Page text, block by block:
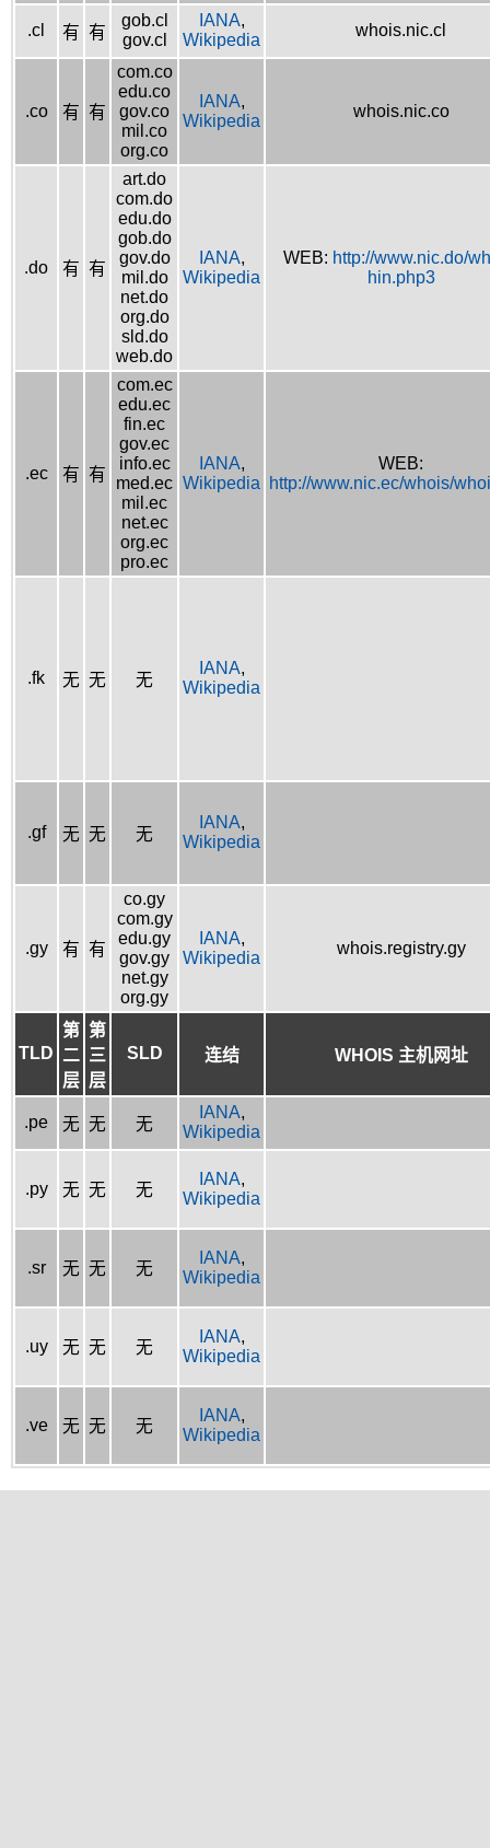
.cl 有 有
gob.cl
gov.cl
IANA,
Wikipedia
whois.nic.cl
.co 有 有
com.co
edu.co
gov.co
mil.co
org.co
IANA,
Wikipedia
whois.nic.co
.do 有 有
art.do
com.do
edu.do
gob.do
gov.do
mil.do
net.do
org.do
sld.do
web.do
IANA,
Wikipedia
WEB: http://www.nic.do/
hin.php3
.ec 有 有
com.ec
edu.ec
fin.ec
gov.ec
info.ec
med.ec
mil.ec
net.ec
org.ec
pro.ec
IANA,
Wikipedia
WEB:
http://www.nic.ec/whois/
.fk 无 无 无
IANA,
Wikipedia
.gf 无 无 无
IANA,
Wikipedia
.gy 有 有
co.gy
com.gy
edu.gy
gov.gy
net.gy
org.gy
IANA,
Wikipedia
whois.registry.gy
TLD
第
二
层
第
三
层
SLD 连结 WHOIS 主机网址
.pe 无 无 无
IANA,
Wikipedia
.py 无 无 无
IANA,
Wikipedia
.sr 无 无 无
IANA,
Wikipedia
.uy 无 无 无
IANA,
Wikipedia
.ve 无 无 无
IANA,
Wikipedia